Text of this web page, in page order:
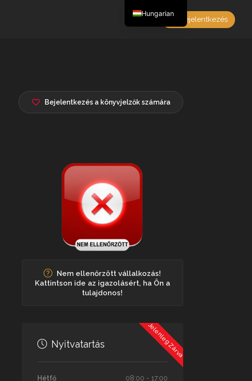
Bejelentkezés
Bejelentkezés a könyvjelzők számára
Nem ellenőrzött vállalkozás!
Kattintson ide az igazolásért, ha Ön a
tulajdonos!
Jelenleg Zárva
Nyitvatartás
Hétfő
08:00 - 17:00
Hungarian
English
French